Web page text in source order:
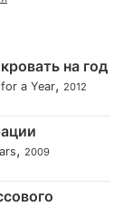
на год
a Year, 2012
, 2009